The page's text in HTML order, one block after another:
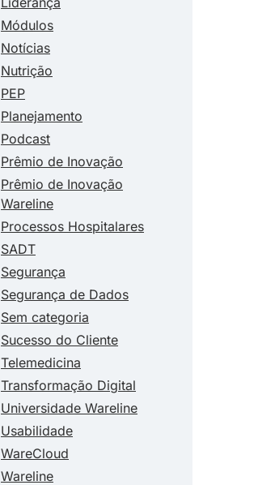
Módulos
Notícias
Nutrição
PEP
Planejamento
Podcast
Prêmio de Inovação
Prêmio de Inovação
Wareline
Processos Hospitalares
SADT
Segurança
Segurança de Dados
Sem categoria
Sucesso do Cliente
Telemedicina
Transformação Digital
Universidade Wareline
Usabilidade
WareCloud
Wareline